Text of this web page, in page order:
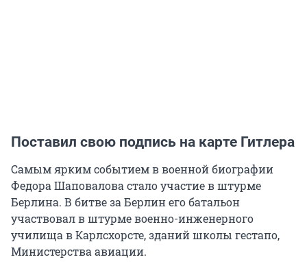
Поставил свою подпись на карте Гитлера
Самым ярким событием в военной биографии
Федора Шаповалова стало участие в штурме
Берлина. В битве за Берлин его батальон
участвовал в штурме военно-инженерного
училища в Карлсхорсте, зданий школы гестапо,
Министерства авиации.